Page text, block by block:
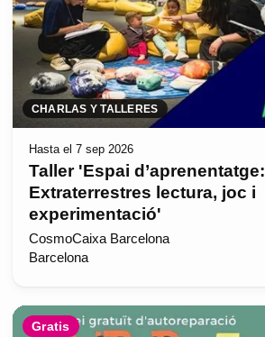
CHARLAS Y TALLERES
Hasta el 7 sep 2026
Taller 'Espai d’aprenentatge:
Extraterrestres lectura, joc i
experimentació'
CosmoCaixa Barcelona
Barcelona
Gratis